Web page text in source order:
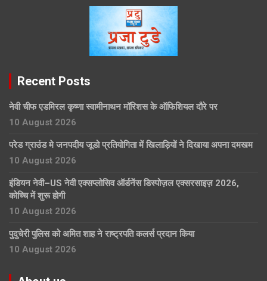
Recent Posts
नेवी चीफ एडमिरल कृष्णा स्वामीनाथन मॉरिशस के ऑफिशियल दौरे पर
10 August 2026
परेड ग्राउंड मे जनपदीय जूडो प्रतियोगिता में खिलाड़ियों ने दिखाया अपना दमखम
10 August 2026
इंडियन नेवी–US नेवी एक्सप्लोसिव ऑर्डनेंस डिस्पोज़ल एक्सरसाइज़ 2026,
कोच्चि में शुरू होगी
10 August 2026
पुदुचेरी पुलिस को अमित शाह ने राष्ट्रपति कलर्स प्रदान किया
10 August 2026